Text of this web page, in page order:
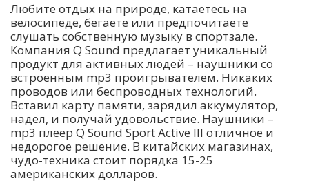
Любите отдых на природе, катаетесь на
велосипеде, бегаете или предпочитаете
слушать собственную музыку в спортзале.
Компания Q Sound предлагает уникальный
продукт для активных людей – наушники со
встроенным mp3 проигрывателем. Никаких
проводов или беспроводных технологий.
Вставил карту памяти, зарядил аккумулятор,
надел, и получай удовольствие. Наушники –
mp3 плеер Q Sound Sport Active III отличное и
недорогое решение. В китайских магазинах,
чудо-техника стоит порядка 15-25
американских долларов.